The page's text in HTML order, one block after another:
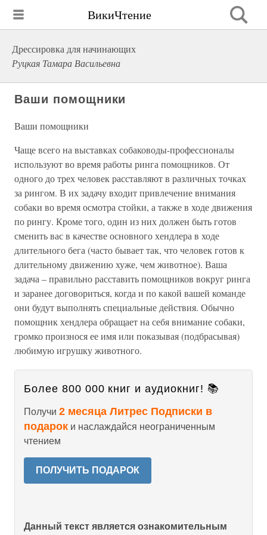
ВикиЧтение
Дрессировка для начинающих
Руцкая Тамара Васильевна
Ваши помощники
Ваши помощники
Чаще всего на выставках собаководы-профессионалы
используют во время работы ринга помощников. От
одного до трех человек расставляют в различных точках
за рингом. В их задачу входит привлечение внимания
собаки во время осмотра стойки, а также в ходе движения
по рингу. Кроме того, один из них должен быть готов
сменить вас в качестве основного хендлера в ходе
длительного бега (часто бывает так, что человек готов к
длительному движению хуже, чем животное). Ваша
задача – правильно расставить помощников вокруг ринга
и заранее договориться, когда и по какой вашей команде
они будут выполнять специальные действия. Обычно
помощник хендлера обращает на себя внимание собаки,
громко произнося ее имя или показывая (подбрасывая)
любимую игрушку животного.
Более 800 000 книг и аудиокниг! 📚
Получи 2 месяца Литрес Подписки в
подарок и наслаждайся неограниченным
чтением
ПОЛУЧИТЬ ПОДАРОК
Данный текст является ознакомительным